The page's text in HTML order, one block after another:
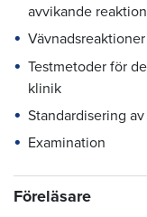
avvikande
Testmetoder för
klinik
Standardisering
Examination
Föreläsare